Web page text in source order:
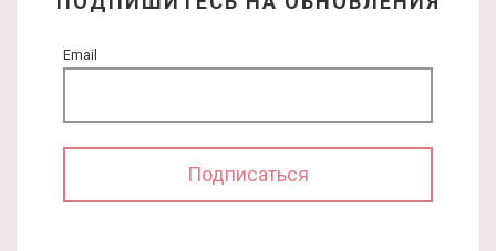
Email